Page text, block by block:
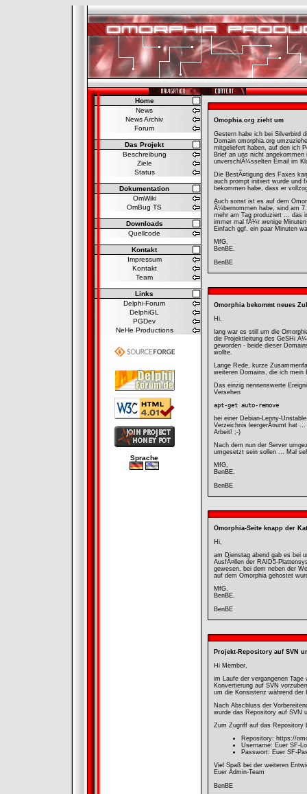
Home
News
News Archiv
Forum
Das Projekt
Beschreibung
Ziele
Status
Dokumentation
OmWiki
OmBug TS
Downloads
Quellcode
Kontakt
Impressum
Kontakt
Team
Links
Delphi-Forum
DelphiGL
PGDev
NeHe Productions
Sprache
Omophia.org zieht um
Gestern habe ich bei Silverbird
Domain omorphia.org
mitgeliefert haben, auf den ich
Brief an uns nicht
unverschlÃ¼sselten Email im
Die BestÃ¤tigung des Faxes
auch prompt initiiert wurde und
bekommen habe, dass er
Auch sonst ist es auf dem
Ã¼bernommen habe, sind am
mehr am Tag produziert ... das
immer mal fÃ¼r wenige
Einfach ggf. ein paar Minuten
MfG,
BenBE.
BenBE
Omorphia bekommt neues
Hi,
lang war es still um die
die Projektleitung des GeSHi
geworden - beide dieser
wollte.
Lange Rede, kurze
weiteren Domains, die ich mein
Das einzig nennenswerte
Versehen
apt-get auto-remove
bei einer Debian-Lenny-
Verzeichnis leergerÃ¤umt hat
Arbeit! ;-)
Nach dem nun der Server
umgesetzt sein sollen ... Mal
MfG,
BenBE.
BenBE
Omorphia-Seite knapp der
Hi,
am Dienstag abend gab es bei
AusfÃ¤llen der RAID5-
gewesen, bei dem neben der
auf dem Omorphia gehostet
MfG,
BenBE.
BenBE
Projekt-Repository auf SVN
Hi Member,
im Laufe der vergangenen
Konvertierung auf SVN
um die Konsistenz während der
Nach Abschluss der
wurde das Repository auf SVN
Zum Zugriff auf das Repository
Repository: https://
Username: Euer SF-
Passwort: Euer SF-
Viel Spaß bei der weiteren
Euer Admin-Team
BenBE